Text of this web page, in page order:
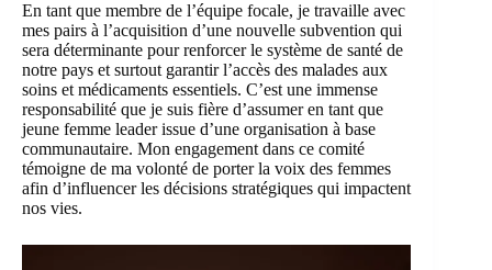
En tant que membre de l’équipe focale, je travaille avec
mes pairs à l’acquisition d’une nouvelle subvention qui
sera déterminante pour renforcer le système de santé de
notre pays et surtout garantir l’accès des malades aux
soins et médicaments essentiels. C’est une immense
responsabilité que je suis fière d’assumer en tant que
jeune femme leader issue d’une organisation à base
communautaire. Mon engagement dans ce comité
témoigne de ma volonté de porter la voix des femmes
afin d’influencer les décisions stratégiques qui impactent
nos vies.